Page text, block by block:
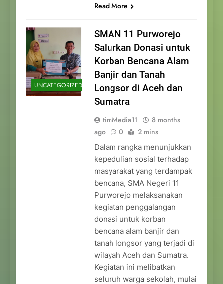
Read More
UNCATEGORIZED
SMAN 11 Purworejo
Salurkan Donasi untuk
Korban Bencana Alam
Banjir dan Tanah
Longsor di Aceh dan
Sumatra
timMedia11
8 months
ago
0 2 mins
Dalam rangka menunjukkan
kepedulian sosial terhadap
masyarakat yang terdampak
bencana, SMA Negeri 11
Purworejo melaksanakan
kegiatan penggalangan
donasi untuk korban
bencana alam banjir dan
tanah longsor yang terjadi di
wilayah Aceh dan Sumatra.
Kegiatan ini melibatkan
seluruh warga sekolah, mulai